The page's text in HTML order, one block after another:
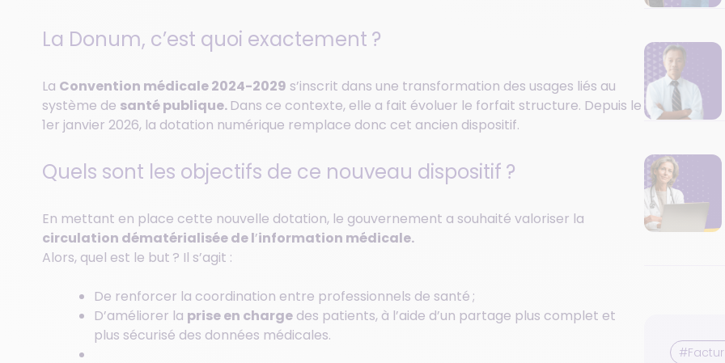
La Donum, c’est quoi exactement ?
La Convention médicale 2024-2029 s’inscrit dans une transformation des usages liés au
système de santé publique. Dans ce contexte, elle a fait évoluer le forfait structure. Depuis le
1er janvier 2026, la dotation numérique remplace donc cet ancien dispositif.
Quels sont les objectifs de ce nouveau dispositif ?
En mettant en place cette nouvelle dotation, le gouvernement a souhaité valoriser la
circulation dématérialisée de l’information médicale.
Alors, quel est le but ? Il s’agit :
De renforcer la coordination entre professionnels de santé ;
D’améliorer la prise en charge des patients, à l’aide d’un partage plus complet et
plus sécurisé des données médicales.